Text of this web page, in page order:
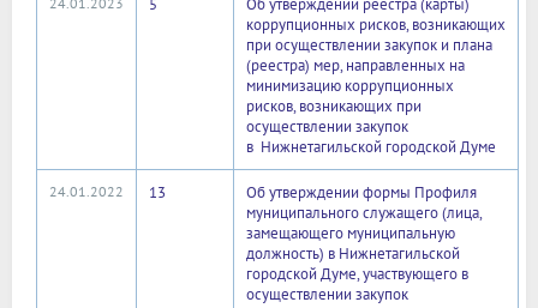
5
Об утверждении реестра (карты)
коррупционных рисков, возникающих
при осуществлении закупок и плана
(реестра) мер, направленных на
минимизацию коррупционных
рисков, возникающих при
осуществлении закупок
в Нижнетагильской городской Думе
24.01.2022 13
Об утверждении формы Профиля
муниципального служащего (лица,
замещающего муниципальную
должность) в Нижнетагильской
городской Думе, участвующего в
осуществлении закупок